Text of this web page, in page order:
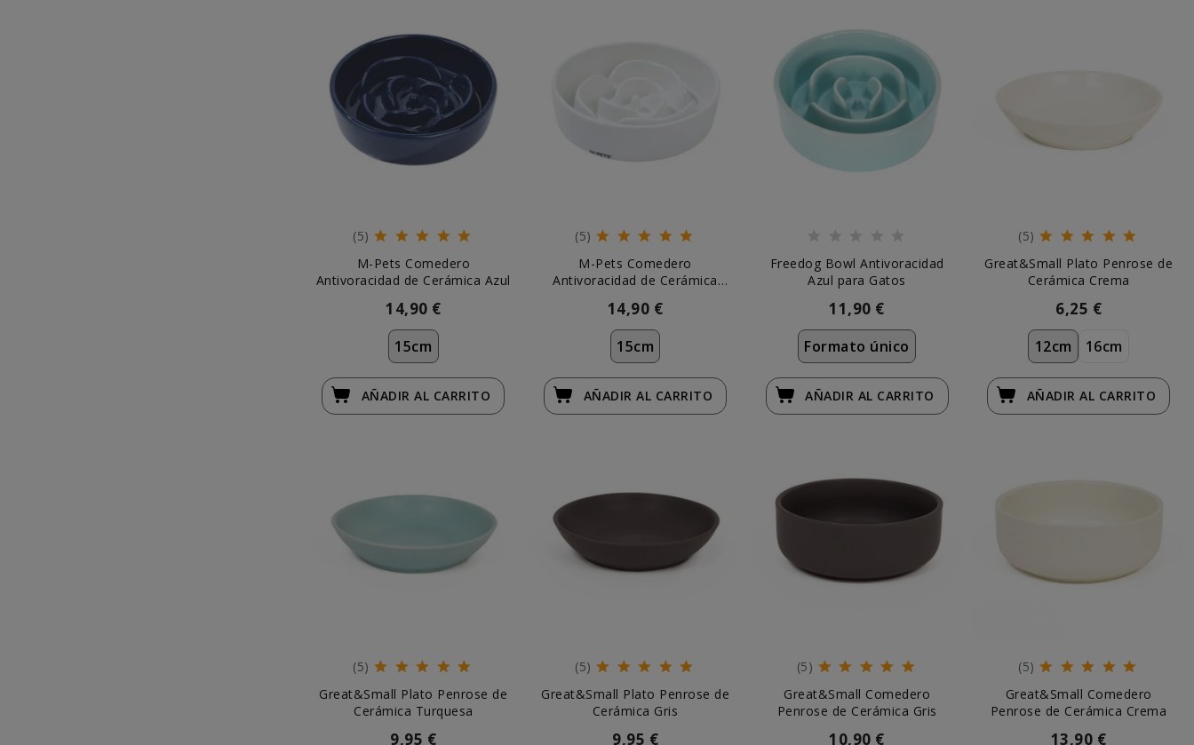
(5)
M-Pets Comedero
Antivoracidad de Cerámica Azul
14,90 €
15cm
AÑADIRAL CARRITO
(5)
M-Pets Comedero
Antivoracidad de Cerámica
14,90 €
15cm
AÑADIR AL CARRITO
Freedog Bowl Antivoracidad
Azul para Gatos
11,90 €
Formato único
AÑADIR AL CARRITO
(5)
Great&Small Plato Penrose de
Cerámica Crema
6,25 €
12cm 16cm
AÑADIRAL CARRITO
(5)
Great&Small Plato Penrose de
Cerámica Turquesa
9,95 €
(5)
Great&Small Plato Penrose de
Cerámica Gris
9,95 €
(5)
Great&Small Comedero
Penrose de Cerámica Gris
10,90 €
(5)
Great&Small Comedero
Penrose de Cerámica Crema
13,90 €